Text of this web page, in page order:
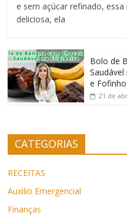
e sem açúcar refinado,
deliciosa, ela
Bolo de
e
21 de
CATEGORIAS
RECEITAS
Auxilio Emergencial
Finanças